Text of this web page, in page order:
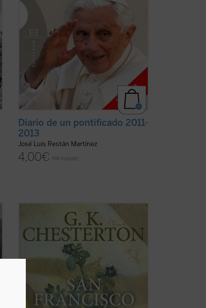
Diario de un pontificado 2011-
2013
José Luis Restán Martínez
4,00€ IVA incluido
«Me dirijo al hombre de la calle,
escéptico pero también comprensivo, y
mi única esperanza, bastante vaga por
cierto, es que si abordo la biografía de
este gran santo por el lado llamativo y
popular que evidentemente tiene, tal vez
(ver ficha)